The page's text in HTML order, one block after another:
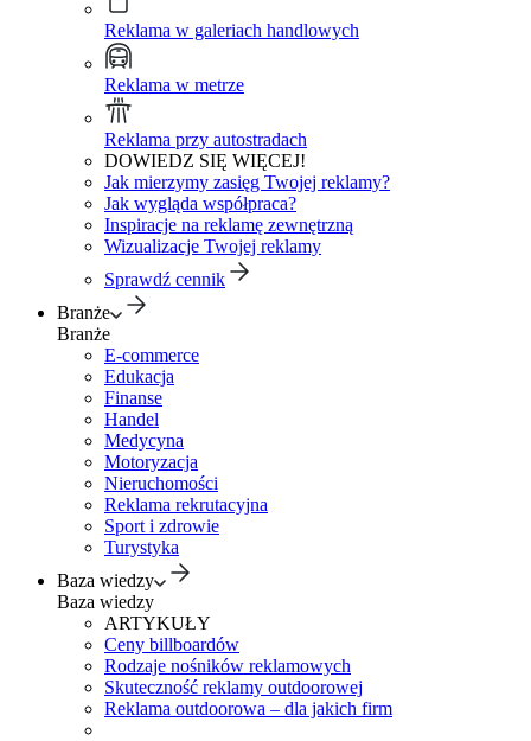
Reklama w galeriach handlowych
Reklama w metrze
Reklama przy autostradach
DOWIEDZ SIĘ WIĘCEJ!
Jak mierzymy zasięg Twojej reklamy?
Jak wygląda współpraca?
Inspiracje na reklamę zewnętrzną
Wizualizacje Twojej reklamy
Sprawdź cennik
Branże
Branże
E-commerce
Edukacja
Finanse
Handel
Medycyna
Motoryzacja
Nieruchomości
Reklama rekrutacyjna
Sport i zdrowie
Turystyka
Baza wiedzy
Baza wiedzy
ARTYKUŁY
Ceny billboardów
Rodzaje nośników reklamowych
Skuteczność reklamy outdoorowej
Reklama outdoorowa – dla jakich firm